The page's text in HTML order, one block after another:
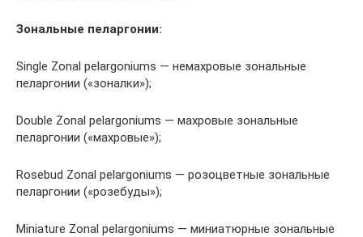
Зональные пеларгонии:
Single Zonal pelargoniums — немахровые зональные
пеларгонии («зоналки»);
Double Zonal pelargoniums — махровые зональные
пеларгонии («махровые»);
Rosebud Zonal pelargoniums — розоцветные зональные
пеларгонии («розебуды»);
Miniature Zonal pelargoniums — миниатюрные зональные